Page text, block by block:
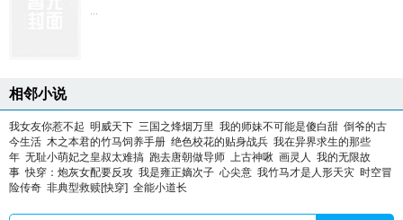
...
相邻小说
我女友你惹不起 明威天下 三国之烽烟万里 我的师妹不可能是傻白甜 倒爷的古
今生活 木之本君的竹马饲养手册 绝色校花的贴身战兵 我在异界求生的那些
年 无耻小萌妃之皇叔太难搞 跑去唐朝做导师 上古神啾 画灵人 我的无限故
事 快穿：炮灰女配要反攻 我是雍正嫡次子 心尖意 我竹马才是人形天灾 时空冒
险传奇 非典型救赎[快穿] 全能小道长